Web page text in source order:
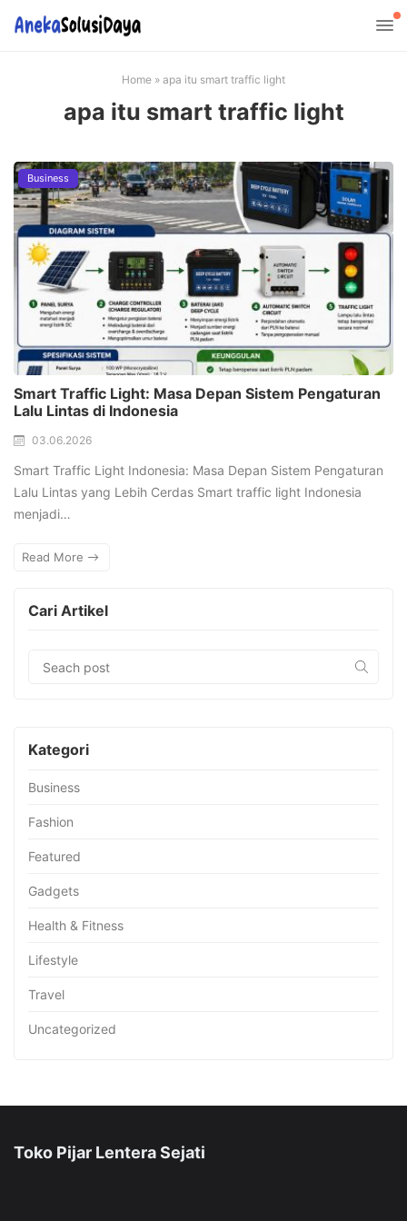
Home » apa itu smart traffic light
apa itu smart traffic light
Business
Smart Traffic Light: Masa Depan Sistem Pengaturan
Lalu Lintas di Indonesia
03.06.2026
Smart Traffic Light Indonesia: Masa Depan Sistem Pengaturan
Lalu Lintas yang Lebih Cerdas Smart traffic light Indonesia
menjadi…
Read More
Cari Artikel
Kategori
Business
Fashion
Featured
Gadgets
Health & Fitness
Lifestyle
Travel
Uncategorized
Toko Pijar Lentera Sejati